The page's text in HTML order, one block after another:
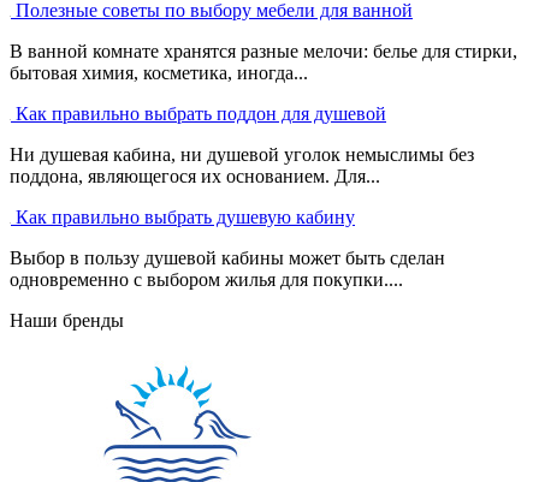
Полезные советы по выбору мебели для ванной
В ванной комнате хранятся разные мелочи: белье для стирки,
бытовая химия, косметика, иногда...
Как правильно выбрать поддон для душевой
Ни душевая кабина, ни душевой уголок немыслимы без
поддона, являющегося их основанием. Для...
Как правильно выбрать душевую кабину
Выбор в пользу душевой кабины может быть сделан
одновременно с выбором жилья для покупки....
Наши бренды